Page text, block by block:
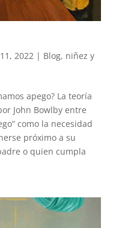
2022| Blog, niñez y
apego? La teoría
John Bowlby entre
como la necesidad
próximo a su
o quien cumpla